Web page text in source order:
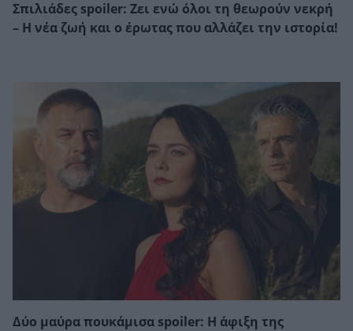
Σπιλιάδες spoiler: Ζει ενώ όλοι τη θεωρούν νεκρή
– Η νέα ζωή και ο έρωτας που αλλάζει την ιστορία!
Δύο μαύρα πουκάμισα spoiler: Η άφιξη της